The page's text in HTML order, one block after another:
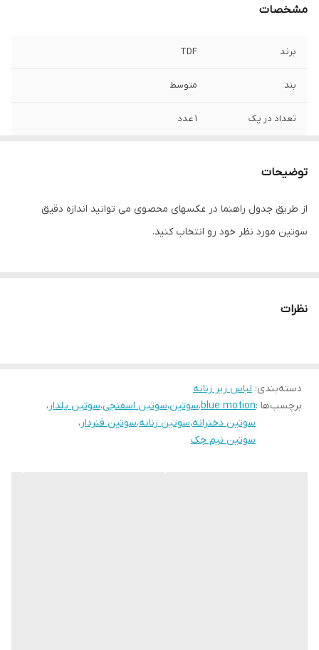
مشخصات
برند TDF
بند متوسط
تعداد در پک 1 عدد
توضیحات
از طریق جدول راهنما در عکسهای محصوی می توانید اندازه دقیق
سوتین مورد نظر خود رو انتخاب کنید.
نظرات
دسته‌بندی: لباس زیر زنانه
برچسب‌ها :blue motion،سوتین،سوتین اسفنجی،سوتین پلدار،
سوتین دخترانه،سوتین زنانه،سوتین فنردار،
سوتین نیم جک